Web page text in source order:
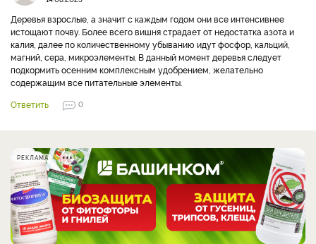
Деревья взрослые, а значит с каждым годом они все интенсивнее
истощают почву. Более всего вишня страдает от недостатка азота и
калия, далее по количественному убыванию идут фосфор, кальций,
магний, сера, микроэлементы. В данный момент деревья следует
подкормить осенним комплексным удобрением, желательно
содержащим все питательные элементы.
Ответить
0
РЕКЛАМА